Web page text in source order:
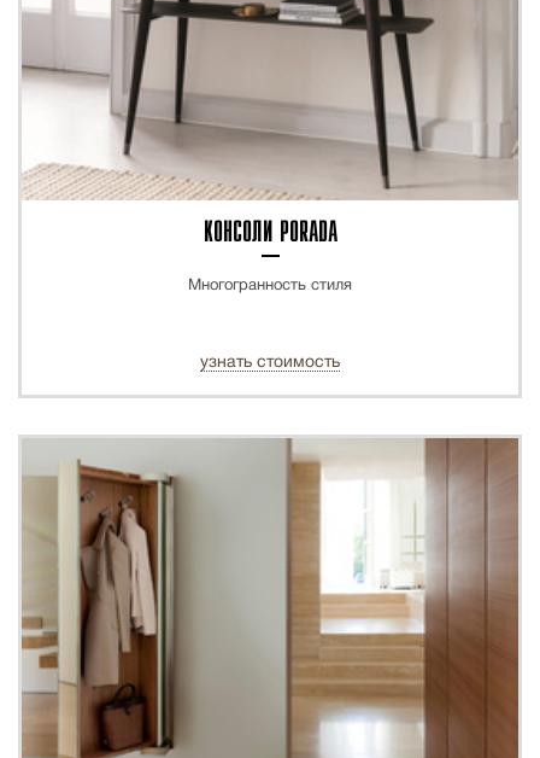
КОНСОЛИ PORADA
Многогранность стиля
узнать стоимость